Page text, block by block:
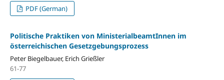
PDF (German)
Politische Praktiken von MinisterialbeamtInnen im
österreichischen Gesetzgebungsprozess
Peter Biegelbauer, Erich Grießler
61-77